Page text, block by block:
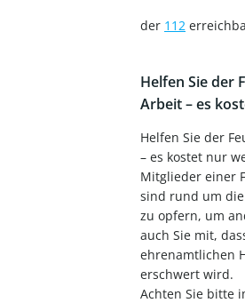
der 112
Helfen Sie der
Arbeit – es
Helfen Sie der
– es kostet nur
Mitglieder einer
sind rund um
zu opfern, um
auch Sie mit,
ehrenamtlichen
erschwert wird.
Achten Sie bitte